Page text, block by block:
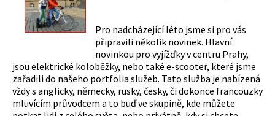
Pro nadcházející léto jsme si pro vás
připravili několik novinek. Hlavní
novinkou pro vyjížďky v centru Prahy,
jsou elektrické koloběžky, nebo také e-scooter, které jsme
zařadili do našeho portfolia služeb. Tato služba je nabízená
vždy s anglicky, německy, rusky, česky, či dokonce francouzky
mluvícím průvodcem a to buď ve skupině, kde můžete